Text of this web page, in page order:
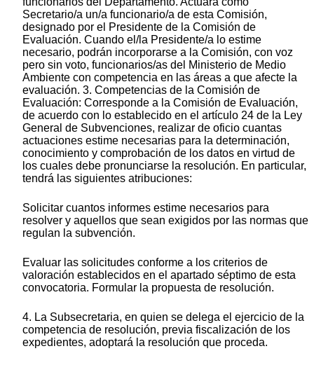
Secretario/a un/a funcionario/a de esta Comisión,
designado por el Presidente de la Comisión de
Evaluación. Cuando el/la Presidente/a lo estime
necesario, podrán incorporarse a la Comisión, con voz
pero sin voto, funcionarios/as del Ministerio de Medio
Ambiente con competencia en las áreas a que afecte la
evaluación. 3. Competencias de la Comisión de
Evaluación: Corresponde a la Comisión de Evaluación,
de acuerdo con lo establecido en el artículo 24 de la Ley
General de Subvenciones, realizar de oficio cuantas
actuaciones estime necesarias para la determinación,
conocimiento y comprobación de los datos en virtud de
los cuales debe pronunciarse la resolución. En particular,
tendrá las siguientes atribuciones:
Solicitar cuantos informes estime necesarios para
resolver y aquellos que sean exigidos por las normas que
regulan la subvención.
Evaluar las solicitudes conforme a los criterios de
valoración establecidos en el apartado séptimo de esta
convocatoria. Formular la propuesta de resolución.
4. La Subsecretaria, en quien se delega el ejercicio de la
competencia de resolución, previa fiscalización de los
expedientes, adoptará la resolución que proceda.